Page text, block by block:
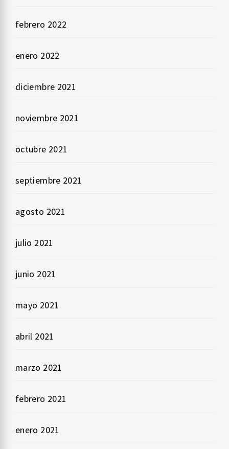
febrero 2022
enero 2022
diciembre 2021
noviembre 2021
octubre 2021
septiembre 2021
agosto 2021
julio 2021
junio 2021
mayo 2021
abril 2021
marzo 2021
febrero 2021
enero 2021